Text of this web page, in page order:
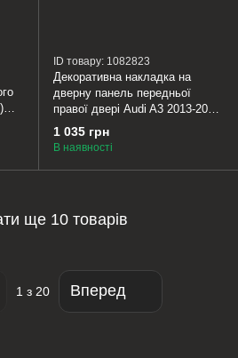
ID товару: 1082823
Декоративна накладка на
дверну панель передньої
правої двері Audi A3 2013-2016
(8V) 8V4867410ARI2
1 035 грн
В наявності
ще 10 товарів
1 з 20 Вперед